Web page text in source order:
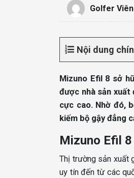
Golfer Viên
Nội dung
Mizuno Efil 8 sở
được nhà sản
cực cao. Nhờ đó,
kiếm bộ gậy đẳng
Mizuno Efil
Thị trường sản xuất
uy tín đến từ các